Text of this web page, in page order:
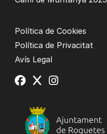
Política de Cookies
Política de Privacitat
Avís Legal